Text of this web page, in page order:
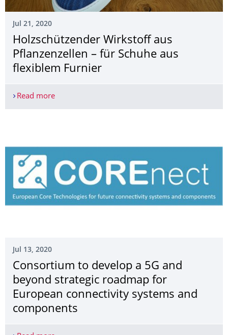
Jul 21, 2020
Holzschützender Wirkstoff aus
Pflanzenzellen – für Schuhe aus
flexiblem Furnier
Read moreHolzschützender Wirkstoff aus Pflanzenzellen –
Jul 13, 2020
Consortium to develop a 5G and
beyond strategic roadmap for
European connectivity systems and
components